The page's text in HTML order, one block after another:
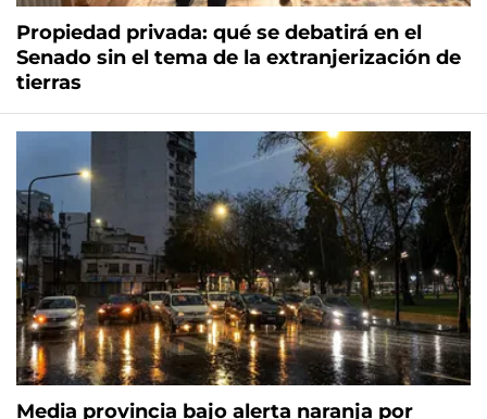
Propiedad privada: qué se debatirá en el
Senado sin el tema de la extranjerización de
tierras
Media provincia bajo alerta naranja por